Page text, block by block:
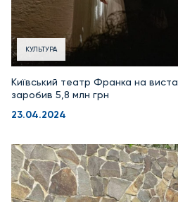
КУЛЬТУРА
Київський театр Франка на
заробив 5,8 млн грн
23.04.2024